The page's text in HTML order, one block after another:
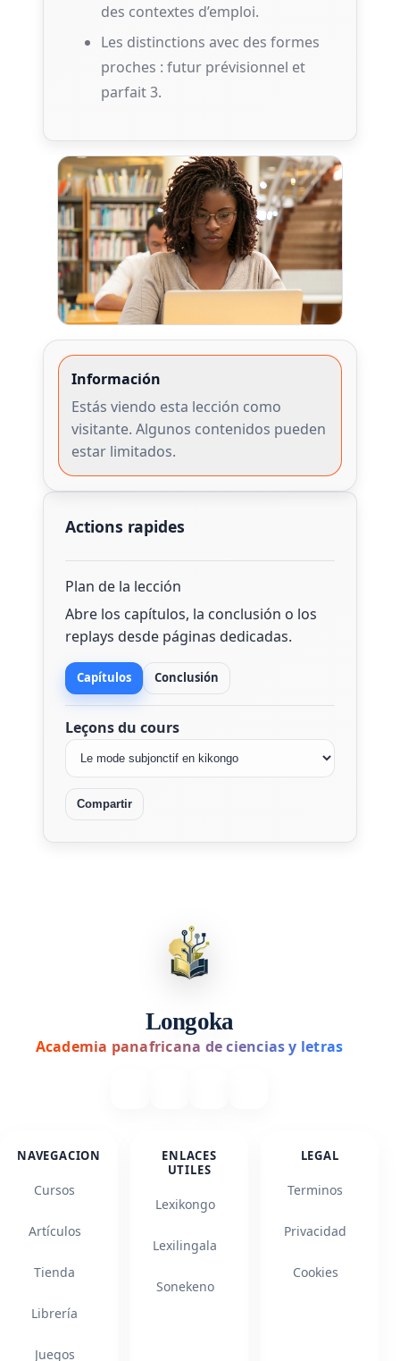
des contextes d’emploi.
Les distinctions avec des formes
proches : futur prévisionnel et
parfait 3.
Información
Estás viendo esta lección como
visitante. Algunos contenidos pueden
estar limitados.
Actions rapides
Plan de la lección
Abre los capítulos, la conclusión o los
replays desde páginas dedicadas.
Capítulos Conclusión
Leçons du cours
Compartir
Longoka
Academia panafricana de ciencias y letras
NAVEGACION
Cursos
Artículos
Tienda
Librería
Juegos
ENLACES
UTILES
Lexikongo
Lexilingala
Sonekeno
LEGAL
Terminos
Privacidad
Cookies